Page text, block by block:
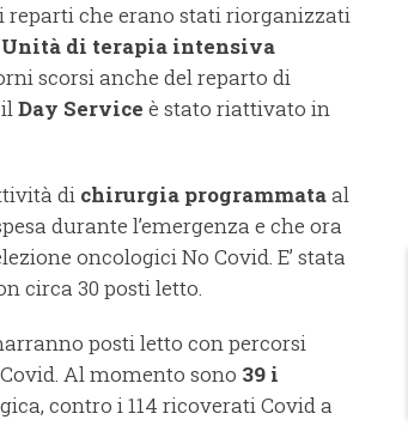
che erano stati riorganizzati
Unità di terapia intensiva
scorsi anche del reparto di
Day Service è stato riattivato in
di chirurgia programmataal
durante l’emergenza e che ora
oncologici No Covid. E’ stata
circa 30 posti letto.
posti letto con percorsi
Al momento sono 39 i
contro i 114 ricoverati Covid a